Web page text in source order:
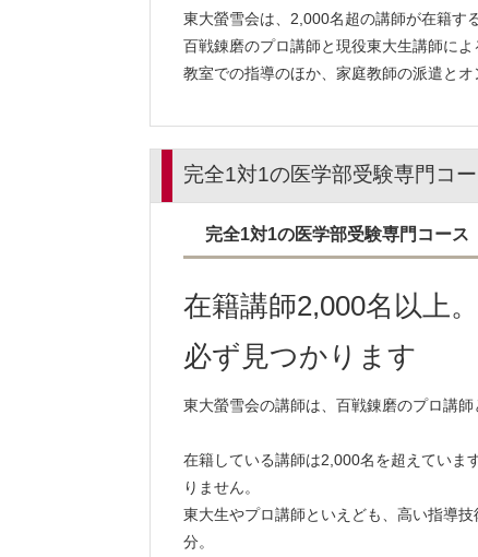
東大螢雪会は、2,000名超の講師が在籍す
百戦錬磨のプロ講師と現役東大生講師に
教室での指導のほか、家庭教師の派遣と
完全1対1の医学部受験専門コ
完全1対1の医学部受験専門コー
在籍講師2,000名以上
必ず見つかります
東大螢雪会の講師は、百戦錬磨のプロ講師
在籍している講師は2,000名を超えていま
りません。
東大生やプロ講師といえども、高い指導
分。